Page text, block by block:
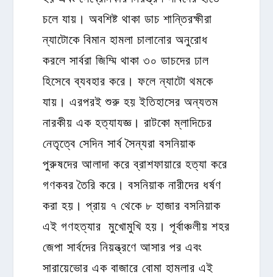
চলে যায়। অবশিষ্ট থাকা ডাচ শান্তিরক্ষীরা
ন্যাটোকে বিমান হামলা চালানোর অনুরোধ
করলে সার্বরা জিম্মি থাকা ৩০ ডাচদের ঢাল
হিসেবে ব্যবহার করে। ফলে ন্যাটো থমকে
যায়। এরপরই শুরু হয় ইতিহাসের অন্যতম
নারকীয় এক হত্যাযজ্ঞ। রাটকো ম্লাদিচের
নেতৃত্বে সেদিন সার্ব সৈন্যরা বসনিয়াক
পুরুষদের আলাদা করে ব্রাশফায়ারে হত্যা করে
গণকবর তৈরি করে। বসনিয়াক নারীদের ধর্ষণ
করা হয়। প্রায় ৭ থেকে ৮ হাজার বসনিয়াক
এই গণহত্যার মুখোমুখি হয়। পূর্বাঞ্চলীয় শহর
জেপা সার্বদের নিয়ন্ত্রণে আসার পর এবং
সারায়েভোর এক বাজারে বোমা হামলার এই